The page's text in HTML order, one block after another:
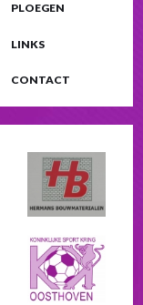
PLOEGEN
LINKS
CONTACT